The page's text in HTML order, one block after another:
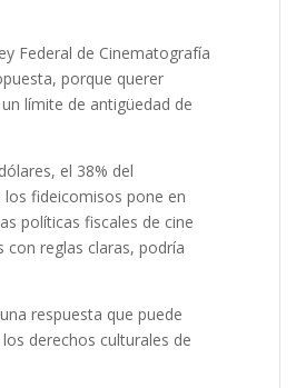
Federal de Cinematografía
porque querer
límite de antigüedad de
el 38% del
fideicomisos pone en
políticas fiscales de cine
con reglas claras, podría
respuesta que puede
derechos culturales de